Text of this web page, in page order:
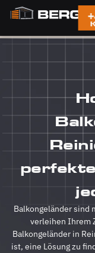
Balkongeländer sind
verleihen Ihrem
Balkongeländer in
ist, eine Lösung zu